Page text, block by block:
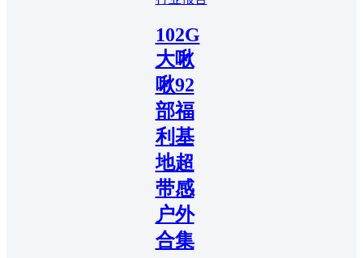
102G
大啾
啾92
部福
利基
地超
带感
户外
合集